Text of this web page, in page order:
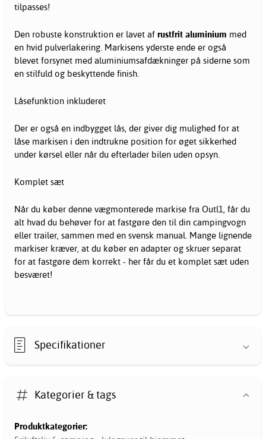
tilpasses!
Den robuste konstruktion er lavet af rustfrit aluminium med
en hvid pulverlakering. Markisens yderste ende er også
blevet forsynet med aluminiumsafdækninger på siderne som
en stilfuld og beskyttende finish.
Låsefunktion inkluderet
Der er også en indbygget lås, der giver dig mulighed for at
låse markisen i den indtrukne position for øget sikkerhed
under kørsel eller når du efterlader bilen uden opsyn.
Komplet sæt
Når du køber denne vægmonterede markise fra Outl1, får du
alt hvad du behøver for at fastgøre den til din campingvogn
eller trailer, sammen med en svensk manual. Mange lignende
markiser kræver, at du køber en adapter og skruer separat
for at fastgøre dem korrekt - her får du et komplet sæt uden
besværet!
Specifikationer
Kategorier & tags
Produktkategorier: